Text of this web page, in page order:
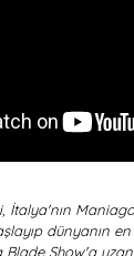
İtalya'nın
dünyanın
Blade Show'a